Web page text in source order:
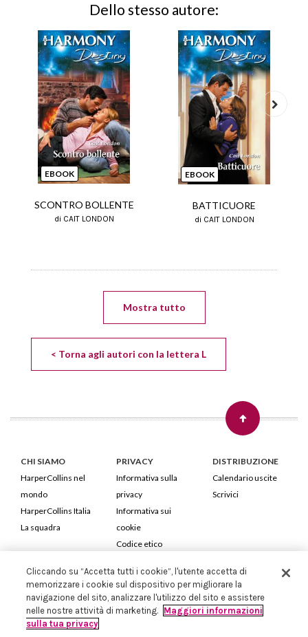
Dello stesso autore:
EBOOK
SCONTRO BOLLENTE
di CAIT LONDON
EBOOK
BATTICUORE
di CAIT LONDON
Mostra tutto
< Torna agli autori con la lettera L
CHI SIAMO
HarperCollins nel
mondo
HarperCollins Italia
La squadra
PRIVACY
Informativa sulla
privacy
Informativa sui
cookie
Codice etico
DISTRIBUZIONE
Calendario uscite
Scrivici
HarperCollins Italia S.p.A. Viale Monte Nero, 84 - 20135 Milano
Cod. Fiscale e P.IVA 05946780151 - Capitale Sociale 258.250 €
Iscritta in Milano al Registro delle imprese nr.198004 e REA nr.1051898
Cliccando su “Accetta tutti i cookie”, l'utente accetta di
memorizzare i cookie sul dispositivo per migliorare la
navigazione del sito, analizzare l'utilizzo del sito e assistere
nelle nostre attività di marketing. Maggiori informazioni
sulla tua privacy